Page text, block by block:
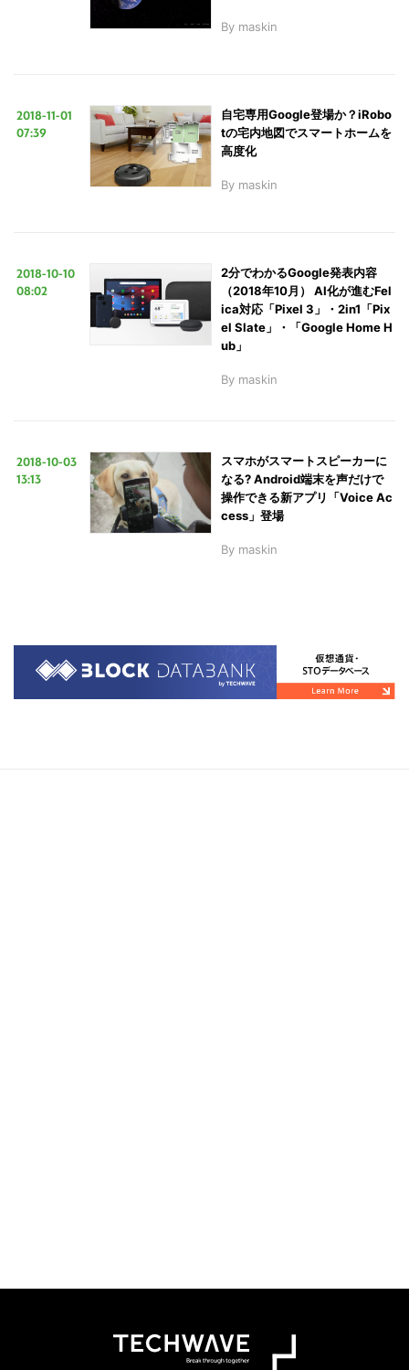
By maskin
2018-11-01
07:39
自宅専用Google登場か？iRobo
tの宅内地図でスマートホームを
高度化
By maskin
2018-10-10
08:02
2分でわかるGoogle発表内容
（2018年10月） AI化が進むFel
ica対応「Pixel 3」・2in1「Pix
el Slate」・「Google Home H
ub」
By maskin
2018-10-03
13:13
スマホがスマートスピーカーに
なる? Android端末を声だけで
操作できる新アプリ「Voice Ac
cess」登場
By maskin